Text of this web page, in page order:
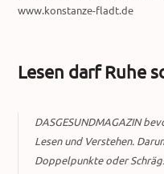
www.konstanze-fladt.de
Lesen darf Ruhe
DASGESUNDMAGAZIN
Lesen und Verstehen.
Doppelpunkte oder